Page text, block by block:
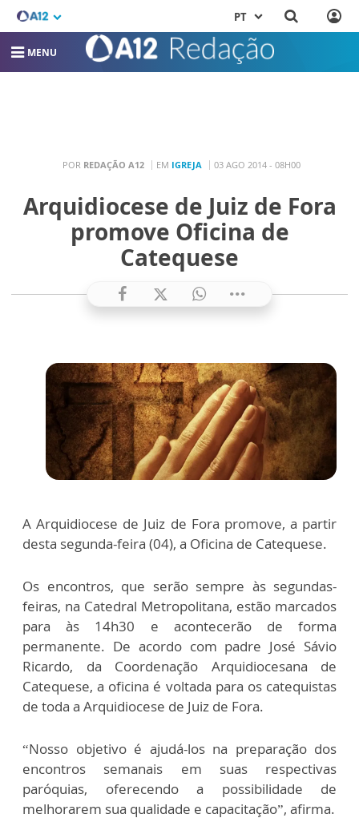
PT
MENU
POR REDAÇÃO A12 EM IGREJA 03 AGO 2014 - 08H00
Arquidiocese de Juiz de Fora
promove Oficina de
Catequese
A Arquidiocese de Juiz de Fora promove, a partir
desta segunda-feira (04), a Oficina de Catequese.
Os encontros, que serão sempre às segundas-
feiras, na Catedral Metropolitana, estão marcados
para às 14h30 e acontecerão de forma
permanente. De acordo com padre José Sávio
Ricardo, da Coordenação Arquidiocesana de
Catequese, a oficina é voltada para os catequistas
de toda a Arquidiocese de Juiz de Fora.
“Nosso objetivo é ajudá-los na preparação dos
encontros semanais em suas respectivas
paróquias, oferecendo a possibilidade de
melhorarem sua qualidade e capacitação”, afirma.